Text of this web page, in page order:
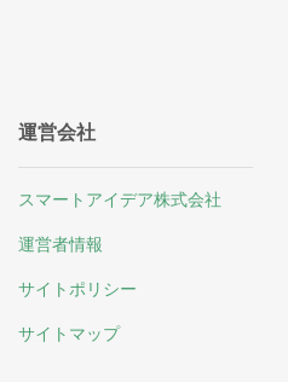
運営会社
スマートアイデア株式会社
運営者情報
サイトポリシー
サイトマップ